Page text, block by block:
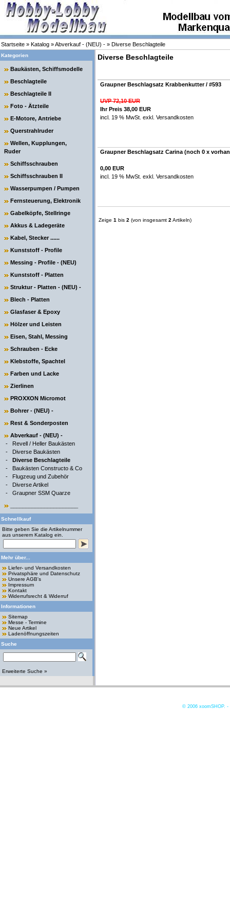
Startseite » Katalog »Abverkauf - (NEU) - » Diverse Beschlagteile
Kategorien
Baukästen, Schiffsmodelle
Beschlagteile
Beschlagteile II
Foto - Ätzteile
E-Motore, Antriebe
Querstrahlruder
Wellen, Kupplungen,
Ruder
Schiffsschrauben
Schiffsschrauben II
Wasserpumpen / Pumpen
Fernsteuerung, Elektronik
Gabelköpfe, Stellringe
Akkus & Ladegeräte
Kabel, Stecker ......
Kunststoff - Profile
Messing - Profile - (NEU)
Kunststoff - Platten
Struktur - Platten - (NEU) -
Blech - Platten
Glasfaser & Epoxy
Hölzer und Leisten
Eisen, Stahl, Messing
Schrauben - Ecke
Klebstoffe, Spachtel
Farben und Lacke
Zierlinen
PROXXON Micromot
Bohrer - (NEU) -
Rest & Sonderposten
Abverkauf - (NEU) -
- Revell / Heller Baukästen
- Diverse Baukästen
- Diverse Beschlagteile
- Baukästen Constructo & Co
- Flugzeug und Zubehör
- Diverse Artikel
- Graupner SSM Quarze
Schnellkauf
Bitte geben Sie die Artikelnummer
aus unserem Katalog ein.
Mehr über...
Liefer- und Versandkosten
Privatsphäre und Datenschutz
Unsere AGB's
Impressum
Kontakt
Widerrufsrecht & Widerruf
Informationen
Sitemap
Messe - Termine
Neue Artikel
Ladenöffnungszeiten
Suche
Erweiterte Suche »
Diverse Beschlagteile
Graupner Beschlagsatz Krabbenkutter / #593
UVP 72,10 EUR
Ihr Preis 38,00 EUR
incl. 19 % MwSt. exkl. Versandkosten
Graupner Beschlagsatz Carina (noch 0 x
0,00 EUR
incl. 19 % MwSt. exkl. Versandkosten
Zeige 1 bis 2 (von insgesamt 2 Artikeln)
© 2006 xoomSHOP. -